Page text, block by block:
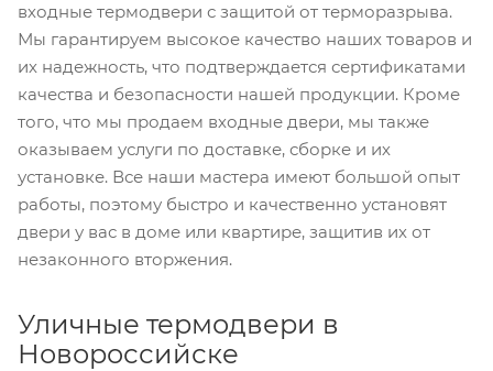
входные термодвери с защитой от терморазрыва.
Мы гарантируем высокое качество наших товаров и
их надежность, что подтверждается сертификатами
качества и безопасности нашей продукции. Кроме
того, что мы продаем входные двери, мы также
оказываем услуги по доставке, сборке и их
установке. Все наши мастера имеют большой опыт
работы, поэтому быстро и качественно установят
двери у вас в доме или квартире, защитив их от
незаконного вторжения.
Уличные термодвери в
Новороссийске